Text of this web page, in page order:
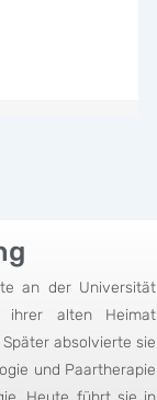
an der Universität
ihrer alten Heimat
absolvierte sie
und Paartherapie